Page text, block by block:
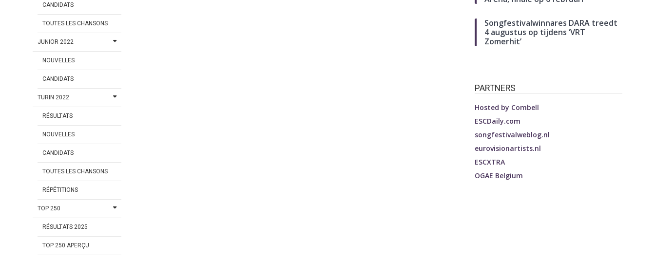
CANDIDATS
TOUTES LES CHANSONS
JUNIOR 2022
NOUVELLES
CANDIDATS
TURIN 2022
RÉSULTATS
NOUVELLES
CANDIDATS
TOUTES LES CHANSONS
RÉPÉTITIONS
TOP 250
RÉSULTATS 2025
TOP 250 APERÇU
Songfestivalwinnares DARA treedt
4 augustus op tijdens ‘VRT
Zomerhit’
PARTNERS
Hosted by Combell
ESCDaily.com
songfestivalweblog.nl
eurovisionartists.nl
ESCXTRA
OGAE Belgium